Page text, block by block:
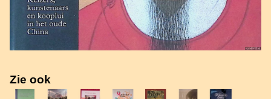
Zie ook